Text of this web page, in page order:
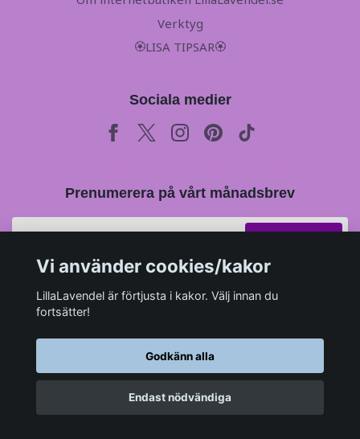
Verktyg
🏵LISA TIPSAR🏵
Sociala medier
Prenumerera på vårt månadsbrev
Powered by Quickbutik
Vi använder cookies/kakor
LillaLavendel är förtjusta i kakor. Välj innan du
fortsätter!
Godkänn alla
Endast nödvändiga